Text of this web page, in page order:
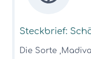
Steckbrief:
Die Sorte